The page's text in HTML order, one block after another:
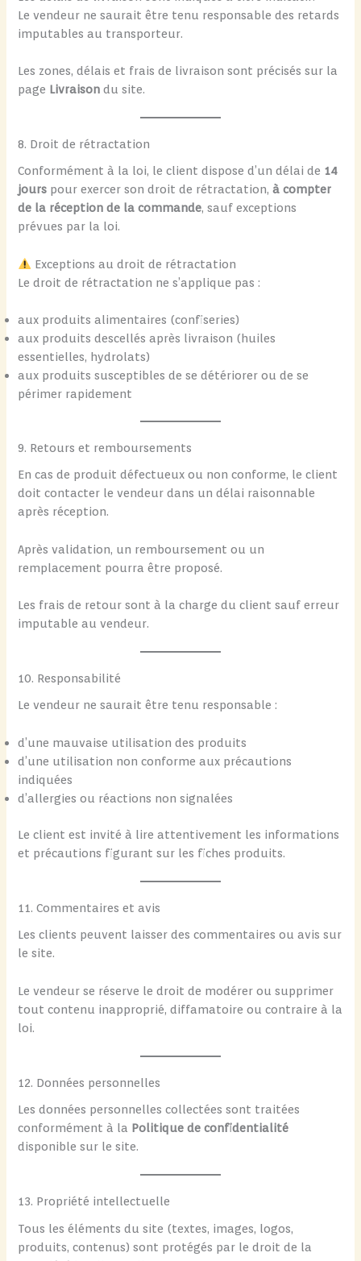
Le vendeur ne saurait être tenu responsable des retards
imputables au transporteur.
Les zones, délais et frais de livraison sont précisés sur la
page Livraison du site.
8. Droit de rétractation
Conformément à la loi, le client dispose d’un délai de 14
jours pour exercer son droit de rétractation,à compter
de la réception de la commande, sauf exceptions
prévues par la loi.
Exceptions au droit de rétractation
Le droit de rétractation ne s’applique pas :
aux produits alimentaires (confiseries)
aux produits descellés après livraison (huiles
essentielles, hydrolats)
aux produits susceptibles de se détériorer ou de se
périmer rapidement
9. Retours et remboursements
En cas de produit défectueux ou non conforme, le client
doit contacter le vendeur dans un délai raisonnable
après réception.
Après validation, un remboursement ou un
remplacement pourra être proposé.
Les frais de retour sont à la charge du client sauf erreur
imputable au vendeur.
10. Responsabilité
Le vendeur ne saurait être tenu responsable :
d’une mauvaise utilisation des produits
d’une utilisation non conforme aux précautions
indiquées
d’allergies ou réactions non signalées
Le client est invité à lire attentivement les informations
et précautions figurant sur les fiches produits.
11. Commentaires et avis
Les clients peuvent laisser des commentaires ou avis sur
le site.
Le vendeur se réserve le droit de modérer ou supprimer
tout contenu inapproprié, diffamatoire ou contraire à la
loi.
12. Données personnelles
Les données personnelles collectées sont traitées
conformément à la Politique de confidentialité
disponible sur le site.
13. Propriété intellectuelle
Tous les éléments du site (textes, images, logos,
produits, contenus) sont protégés par le droit de la